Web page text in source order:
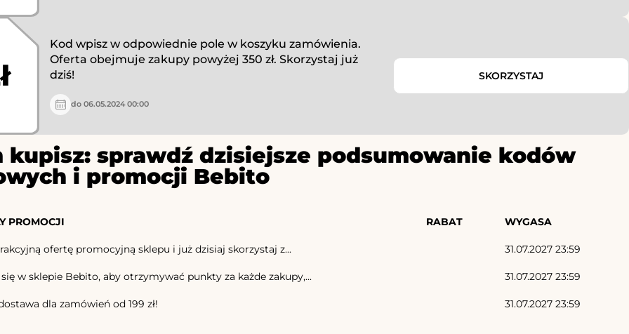
Kod wpisz w odpowiednie pole w koszyku zamówienia.
Oferta obejmuje zakupy powyżej 350 zł. Skorzystaj już
dziś!
do 06.05.2024 00:00
SKORZYSTAJ
kupisz: sprawdź dzisiejsze podsumowanie kodów
i promocji Bebito
PROMOCJI RABAT WYGASA
ofertę promocyjną sklepu i już dzisiaj skorzystaj z... 31.07.2027 23:59
w sklepie Bebito, aby otrzymywać punkty za każde zakupy,... 31.07.2027 23:59
dla zamówień od 199 zł! 31.07.2027 23:59